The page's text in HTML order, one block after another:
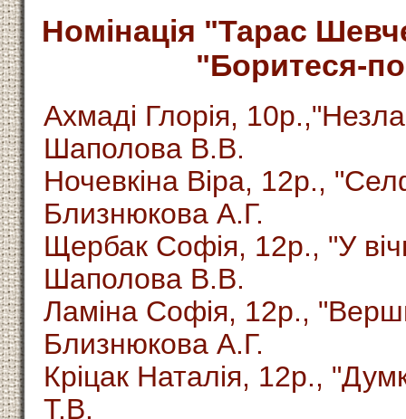
Номінація "Тарас
"Боритеся-
Ахмаді Глорія,
Шаполова В.В.
Ночевкіна Віра, 12р.,
Близнюкова А.Г.
Щербак Софія, 12р., "У
Шаполова В.В.
Ламіна Софія, 12р.,
Близнюкова А.Г.
Кріцак Наталія, 12р.,
Т.В.